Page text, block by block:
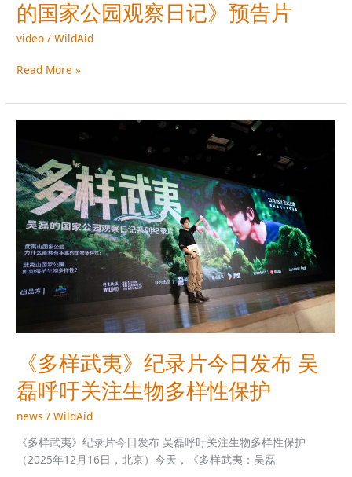
的国家公园观察日记》预告片
video /WildAid
的
国
家
园
预
告
片
Read More »
《多样武夷》纪录片今日发布 吴
磊呼吁关注生物多样性保护
news /WildAid
《多样武夷》纪录片今日发布 吴磊呼吁关注生物多样性保护
（2025年12月16日，北京）今天，《多样武夷：吴磊
武
夷》
纪
录
片
今
日
布
磊
关
注
生
物
多